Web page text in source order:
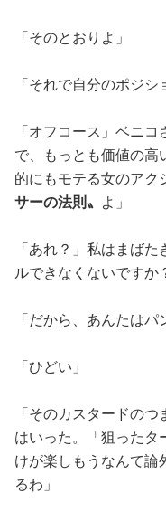
「そのとおりよ」
「それで自分のポジシ
「オフコース」ベニ
で、もっとも価値の高
的にもモテる女のアク
サーの法則〟
よ」
「あれ？」私はまば
ルできなくないですか
「だから、あんたはパ
「ひどい」
「そのカスタードの
はいった。「狙ったタ
けが楽しもうなんて論
るわ」